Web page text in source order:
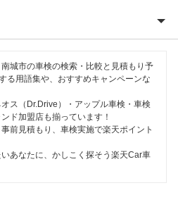
城市の車検の検索・比較と見積もり予
る用語集や、おすすめキャンペーンな
ス（Dr.Drive）・アップル車検・車検
ド加盟店も揃っています！
前見積もり、車検実施で楽天ポイント
あなたに、かしこく探そう楽天Car車